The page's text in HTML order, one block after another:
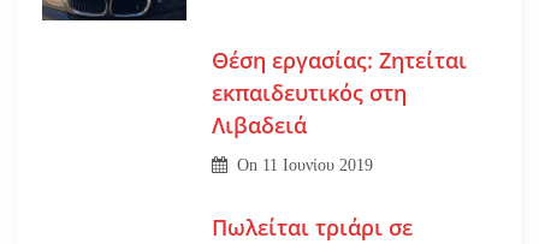
Θέση εργασίας: Ζητείται
εκπαιδευτικός στη
Λιβαδειά
On 11 Ιουνίου 2019
Πωλείται τριάρι σε